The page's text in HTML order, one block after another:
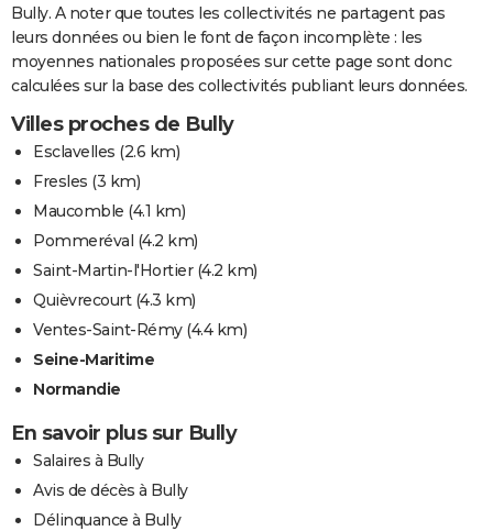
Bully. A noter que toutes les collectivités ne partagent pas
leurs données ou bien le font de façon incomplète : les
moyennes nationales proposées sur cette page sont donc
calculées sur la base des collectivités publiant leurs données.
Villes proches de Bully
Esclavelles (2.6 km)
Fresles (3 km)
Maucomble (4.1 km)
Pommeréval (4.2 km)
Saint-Martin-l'Hortier(4.2 km)
Quièvrecourt(4.3 km)
Ventes-Saint-Rémy(4.4 km)
Seine-Maritime
Normandie
En savoir plus sur Bully
Salaires à Bully
Avis de décès à Bully
Délinquance à Bully